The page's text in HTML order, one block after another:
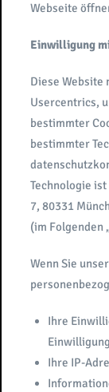
Webseite
Einwilligung
Diese Website
Usercentrics,
bestimmter
bestimmter
Technologie
7, 80331
(im Folgenden
Wenn Sie
Ihre
Ihre IP-